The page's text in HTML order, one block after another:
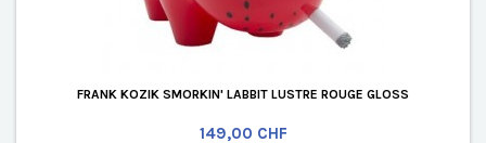
FRANK KOZIK SMORKIN' LABBIT LUSTRE ROUGE GLOSS
Prix
149,00 CHF